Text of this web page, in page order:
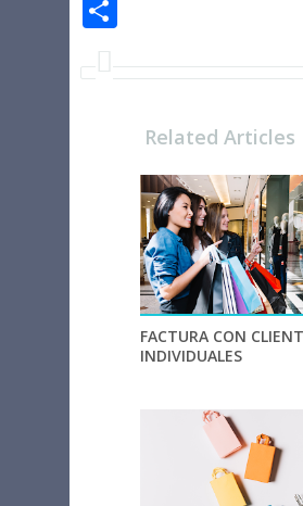
o
k
r e
s
e
Related Articles
FACTURA CON
INDIVIDUALES